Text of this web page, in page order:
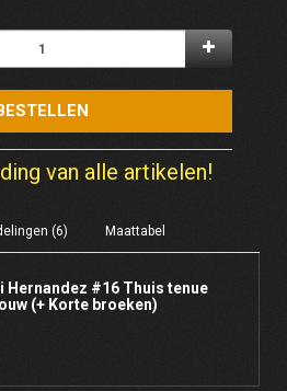
van alle artikelen!
(6) Maattabel
Hernandez #16 Thuis tenue
(+ Korte broeken)